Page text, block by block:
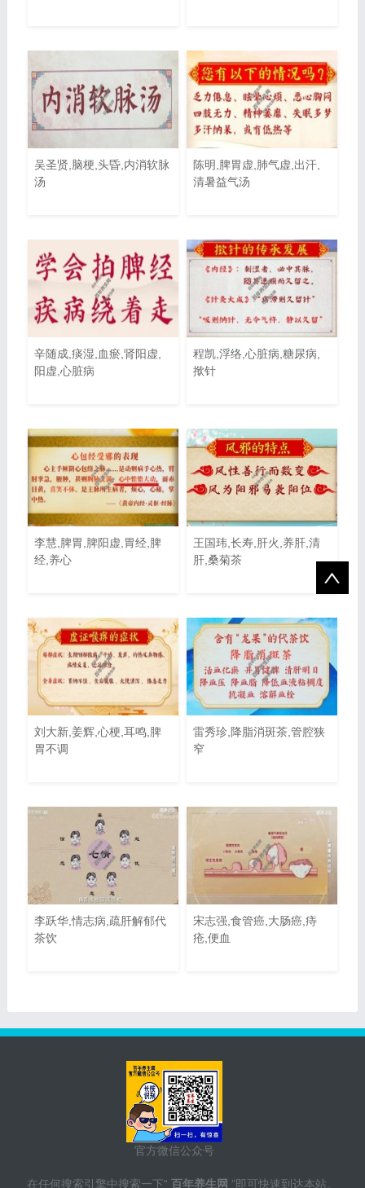
吴圣贤,脑梗,头昏,内消软脉
汤
陈明,脾胃虚,肺气虚,出汗,
清暑益气汤
辛随成,痰湿,血瘀,肾阳虚,
阳虚,心脏病
程凯,浮络,心脏病,糖尿病,
揿针
李慧,脾胃,脾阳虚,胃经,脾
经,养心
王国玮,长寿,肝火,养肝,清
肝,桑菊茶
刘大新,姜辉,心梗,耳鸣,脾
胃不调
雷秀珍,降脂消斑茶,管腔狭
窄
李跃华,情志病,疏肝解郁代
茶饮
宋志强,食管癌,大肠癌,痔
疮,便血
官方微信公众号
在任何搜索引擎中搜索一下“ 百年养生网 ”即可快速到达本站。